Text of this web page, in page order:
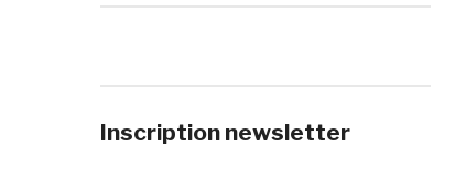
Inscription newsletter